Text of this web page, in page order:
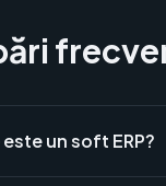
este un soft ERP?